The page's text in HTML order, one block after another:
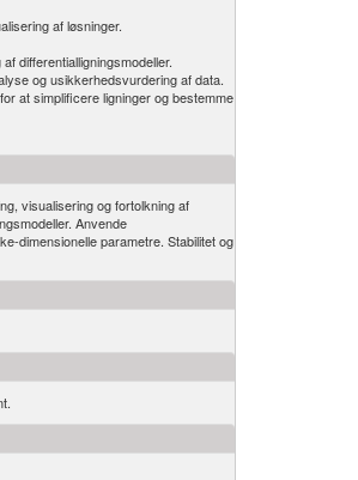
af løsninger.
differentialligningsmodeller.
og usikkerhedsvurdering af data.
at simplificere ligninger og bestemme
visualisering og fortolkning af
Anvende
dimensionelle parametre. Stabilitet og